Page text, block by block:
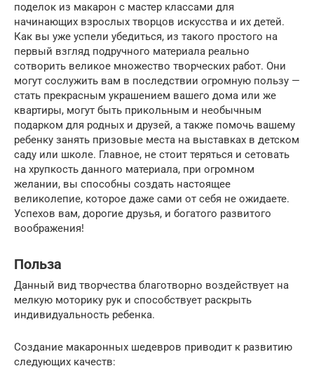
поделок из макарон с мастер классами для
начинающих взрослых творцов искусства и их детей.
Как вы уже успели убедиться, из такого простого на
первый взгляд подручного материала реально
сотворить великое множество творческих работ. Они
могут сослужить вам в последствии огромную пользу —
стать прекрасным украшением вашего дома или же
квартиры, могут быть прикольным и необычным
подарком для родных и друзей, а также помочь вашему
ребенку занять призовые места на выставках в детском
саду или школе. Главное, не стоит теряться и сетовать
на хрупкость данного материала, при огромном
желании, вы способны создать настоящее
великолепие, которое даже сами от себя не ожидаете.
Успехов вам, дорогие друзья, и богатого развитого
воображения!
Польза
Данный вид творчества благотворно воздействует на
мелкую моторику рук и способствует раскрыть
индивидуальность ребенка.
Создание макаронных шедевров приводит к развитию
следующих качеств: